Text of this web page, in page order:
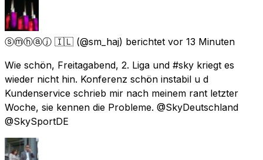
ⓢⓜⓗⓐⓙ 🇮🇱 (@sm_haj) berichtet vor 13 Minuten
Wie schön, Freitagabend, 2. Liga und #sky kriegt es
wieder nicht hin. Konferenz schön instabil u d
Kundenservice schrieb mir nach meinem rant letzter
Woche, sie kennen die Probleme. @SkyDeutschland
@SkySportDE